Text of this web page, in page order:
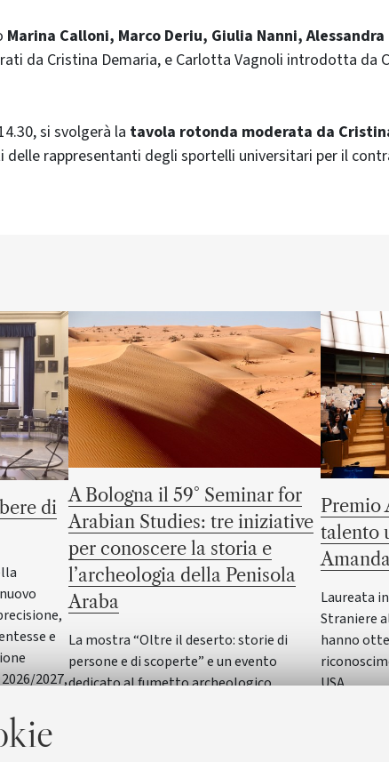
Marina Calloni, Marco Deriu, Giulia Nanni, Alessandra
da Cristina Demaria, e Carlotta Vagnoli introdotta da
si svolgerà la tavola rotonda moderata da
delle rappresentanti degli sportelli universitari per il
di
e
2027,
temi
di
A Bologna il 59° Seminar for
Arabian Studies: tre iniziative
per conoscere la storia e
l’archeologia della Penisola
Araba
La mostra “Oltre il deserto: storie di
persone e di scoperte” e un evento
dedicato al fumetto archeologico
Premio
talento
Laureata
Straniere
hanno
USA